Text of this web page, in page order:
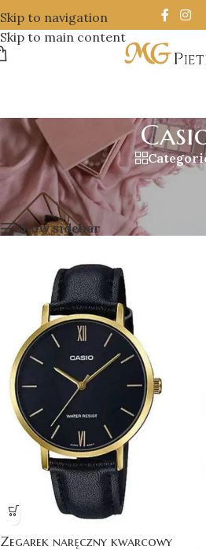
Skip to navigation
Skip to main content
Strona główna/Zegarki/Casio
Wyświetlanie 25–36 z 127 wyników
Show sidebar
Zegarek naręczny kwarcowy